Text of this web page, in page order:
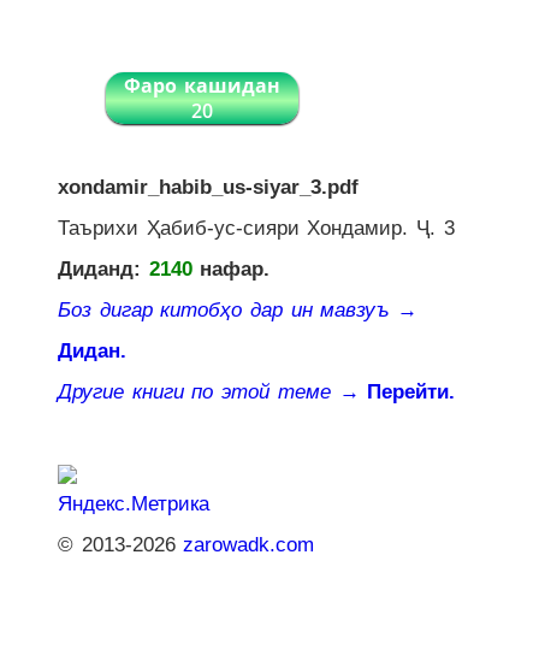
Фаро кашидан
20
xondamir_habib_us-siyar_3.pdf
Таърихи Ҳабиб-ус-сияри Хондамир. Ҷ. 3
Диданд: 2140нафар.
Боз дигар китобҳо дар ин мавзуъ →
Дидан.
Другие книги по этой теме → Перейти.
© 2013-2026zarowadk.com